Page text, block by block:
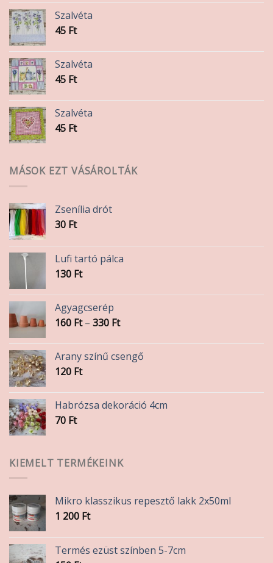
Szalvéta
45 Ft
Szalvéta
45 Ft
Szalvéta
45 Ft
MÁSOK EZT VÁSÁROLTÁK
Zsenília drót
30 Ft
Lufi tartó pálca
130 Ft
Agyagcserép
160 Ft – 330 FtÁrtartomány:
-
330 Ft
Arany színű csengő
120 Ft
Habrózsa dekoráció 4cm
70 Ft
KIEMELT TERMÉKEINK
Mikro klasszikus repesztő lakk 2x50ml
1 200 Ft
Termés ezüst színben 5-7cm